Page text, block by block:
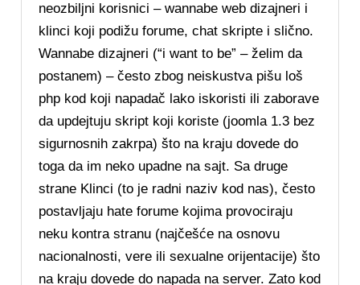
neozbiljni korisnici – wannabe web dizajneri i
klinci koji podižu forume, chat skripte i slično.
Wannabe dizajneri (“i want to be” – želim da
postanem) – često zbog neiskustva pišu loš
php kod koji napadač lako iskoristi ili zaborave
da updejtuju skript koji koriste (joomla 1.3 bez
sigurnosnih zakrpa) što na kraju dovede do
toga da im neko upadne na sajt. Sa druge
strane Klinci (to je radni naziv kod nas), često
postavljaju hate forume kojima provociraju
neku kontra stranu (najčešće na osnovu
nacionalnosti, vere ili sexualne orijentacije) što
na kraju dovede do napada na server. Zato kod